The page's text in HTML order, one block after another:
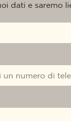
dati e saremo